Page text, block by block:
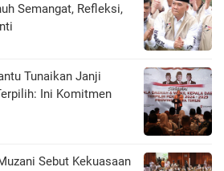
Semangat, Refleksi,
Tunaikan Janji
Ini Komitmen
Sebut Kekuasaan